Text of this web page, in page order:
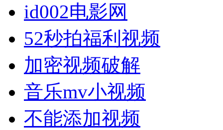
id002电影网
52秒拍福利视频
加密视频破解
音乐mv小视频
不能添加视频